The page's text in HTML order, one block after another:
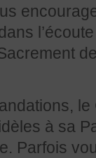
à sa
Parfois